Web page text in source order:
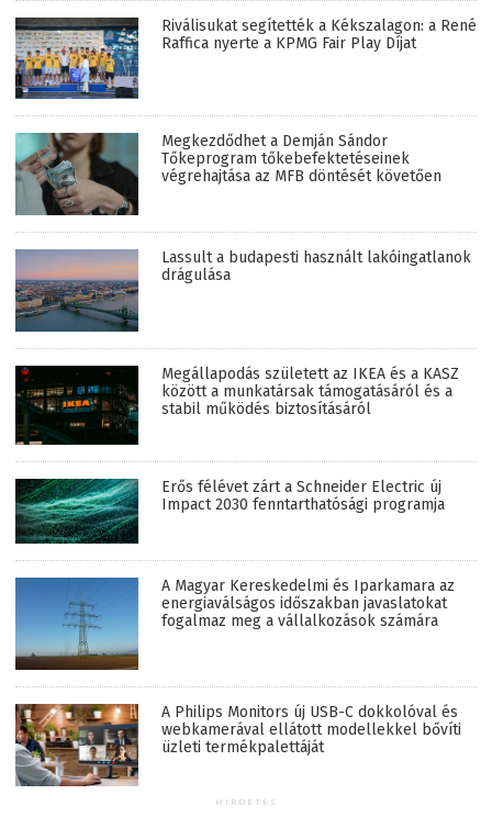
Riválisukat segítették a Kékszalagon: a René
Raffica nyerte a KPMG Fair Play Díjat
Megkezdődhet a Demján Sándor
Tőkeprogram tőkebefektetéseinek
végrehajtása az MFB döntését követően
Lassult a budapesti használt lakóingatlanok
drágulása
Megállapodás született az IKEA és a KASZ
között a munkatársak támogatásáról és a
stabil működés biztosításáról
Erős félévet zárt a Schneider Electric új
Impact 2030 fenntarthatósági programja
A Magyar Kereskedelmi és Iparkamara az
energiaválságos időszakban javaslatokat
fogalmaz meg a vállalkozások számára
A Philips Monitors új USB-C dokkolóval és
webkamerával ellátott modellekkel bővíti
üzleti termékpalettáját
HIRDETÉS